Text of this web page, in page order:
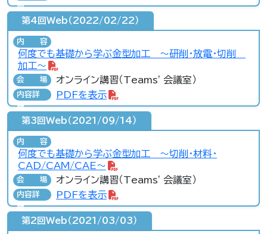
細
第4回Web（2022/02/22）
内容
何度でも基礎から学ぶ金型加工 ～研削・放電・切削
加工～
会場 オンライン講習（Teams' 会議室）
内容詳
細
PDFを表示
第3回Web（2021/09/14）
内容
何度でも基礎から学ぶ金型加工 ～切削・材料・
CAD/CAM/CAE～
会場 オンライン講習（Teams' 会議室）
内容詳
細
PDFを表示
第2回Web（2021/03/03）